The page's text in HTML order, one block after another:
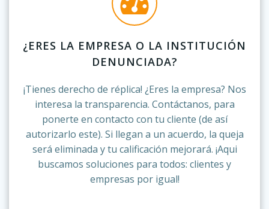
¿ERES LA EMPRESA O LA INSTITUCIÓN
DENUNCIADA?
¡Tienes derecho de réplica! ¿Eres la empresa? Nos
interesa la transparencia. Contáctanos, para
ponerte en contacto con tu cliente (de así
autorizarlo este). Si llegan a un acuerdo, la queja
será eliminada y tu calificación mejorará. ¡Aqui
buscamos soluciones para todos: clientes y
empresas por igual!